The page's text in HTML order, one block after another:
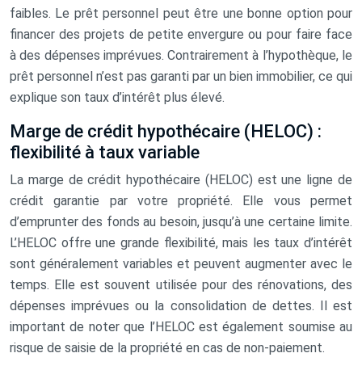
faibles. Le prêt personnel peut être une bonne option pour
financer des projets de petite envergure ou pour faire face
à des dépenses imprévues. Contrairement à l’hypothèque, le
prêt personnel n’est pas garanti par un bien immobilier, ce qui
explique son taux d’intérêt plus élevé.
Marge de crédit hypothécaire (HELOC) :
flexibilité à taux variable
La marge de crédit hypothécaire (HELOC) est une ligne de
crédit garantie par votre propriété. Elle vous permet
d’emprunter des fonds au besoin, jusqu’à une certaine limite.
L’HELOC offre une grande flexibilité, mais les taux d’intérêt
sont généralement variables et peuvent augmenter avec le
temps. Elle est souvent utilisée pour des rénovations, des
dépenses imprévues ou la consolidation de dettes. Il est
important de noter que l’HELOC est également soumise au
risque de saisie de la propriété en cas de non-paiement.